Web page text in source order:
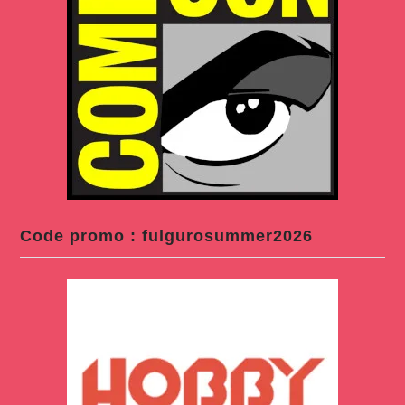
Code promo : fulgurosummer2026